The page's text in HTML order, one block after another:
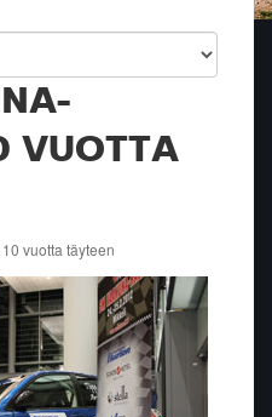
VUOTTA
vuotta täyteen